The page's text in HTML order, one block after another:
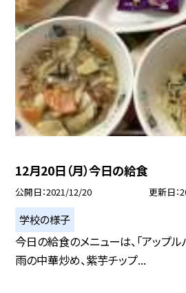
12月20日（月）今日の給食
公開日 2021/12/20 更新日
学校の様子
今日の給食のメニューは、「アップル
雨の中華炒め、紫芋チップ...